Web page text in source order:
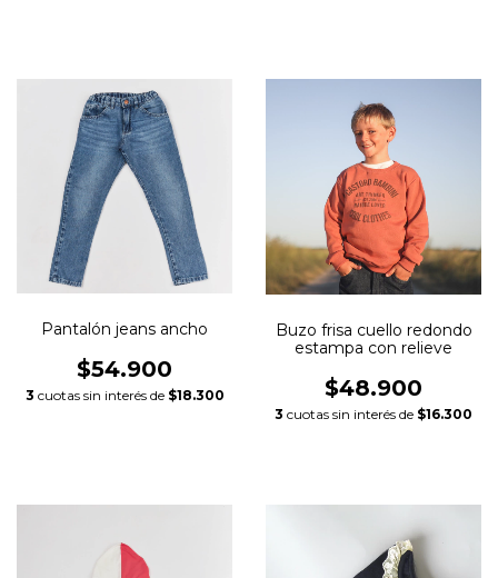
Pantalón jeans ancho
$54.900
3 cuotas sin interés de $18.300
Buzo frisa cuello redondo
estampa con relieve
$48.900
3 cuotas sin interés de $16.300